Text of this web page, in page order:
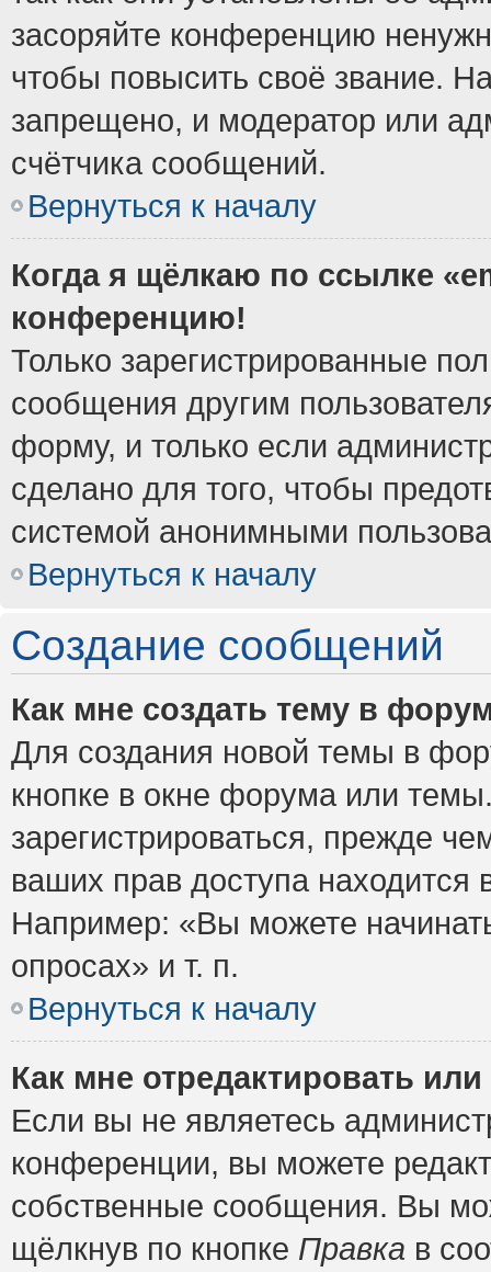
засоряйте конференцию
чтобы повысить своё звание.
запрещено, и модератор или
счётчика сообщений.
Вернуться к началу
Когда я щёлкаю по ссылке
конференцию!
Только зарегистрированные
сообщения другим
форму, и только если
сделано для того, чтобы
системой анонимными
Вернуться к началу
Создание сообщений
Как мне создать тему в
Для создания новой темы в
кнопке в окне форума или
зарегистрироваться, прежде
ваших прав доступа
Например: «Вы можете
опросах» и т. п.
Вернуться к началу
Как мне отредактировать
Если вы не являетесь
конференции, вы можете
собственные сообщения. Вы
щёлкнув по кнопке Правка в